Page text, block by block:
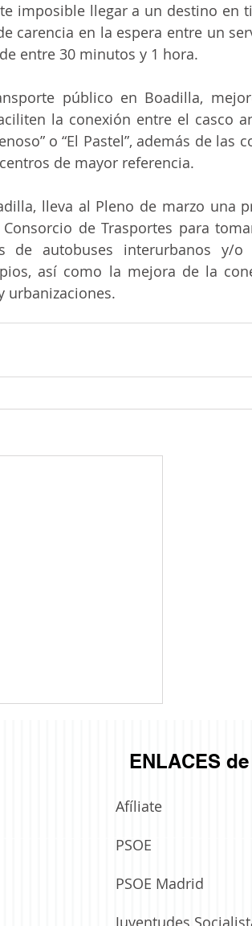
imposible llegar a un destino en
carencia en la espera entre un
entre 30 minutos y 1 hora.
público en Boadilla,
la conexión entre el casco
o “El Pastel”, además de las
de mayor referencia.
lleva al Pleno de marzo una
de Trasportes para
de autobuses interurbanos y/o
así como la mejora de la
urbanizaciones.
eficacia energética en
ENLACES
Afíliate
PSOE
PSOE Madrid